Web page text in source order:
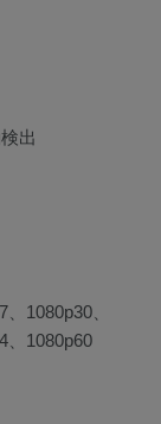
出
1080p30、
、1080p60